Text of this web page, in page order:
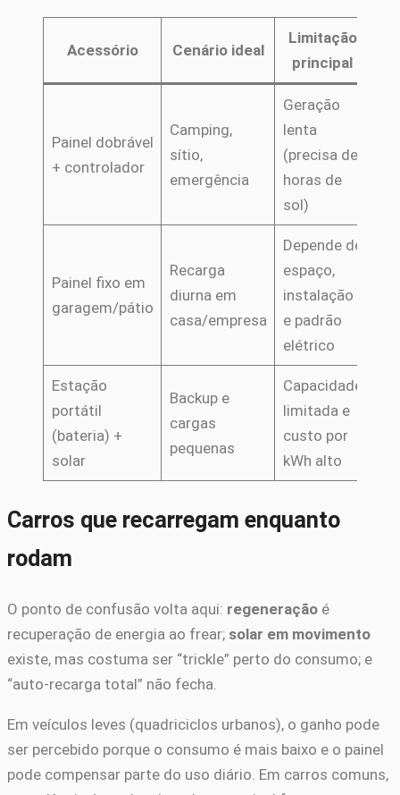
Acessório Cenário ideal
Limitação
principal
Painel dobrável
+ controlador
Camping,
sítio,
emergência
Geração
lenta
(precisa de
horas de
sol)
Painel fixo em
garagem/pátio
Recarga
diurna em
casa/empresa
Depende de
espaço,
instalação
e padrão
elétrico
Estação
portátil
(bateria) +
solar
Backup e
cargas
pequenas
Capacidade
limitada e
custo por
kWh alto
Carros que recarregam enquanto
rodam
O ponto de confusão volta aqui: regeneração é
recuperação de energia ao frear; solar em movimento
existe, mas costuma ser “trickle” perto do consumo; e
“auto-recarga total” não fecha.
Em veículos leves (quadriciclos urbanos), o ganho pode
ser percebido porque o consumo é mais baixo e o painel
pode compensar parte do uso diário. Em carros comuns,